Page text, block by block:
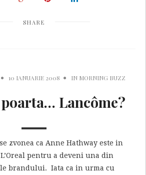
SHARE
10 IANUARIE 2008 IN MORNING BUZZ
Lancôme?
zvonea ca Anne Hathway este in
pentru a deveni una din
brandului. Iata ca in urma cu